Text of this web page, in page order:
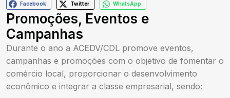
Facebook Twitter WhatsApp
Promoções, Eventos e
Campanhas
Durante o ano a ACEDV/CDL promove eventos,
campanhas e promoções com o objetivo de fomentar o
comércio local, proporcionar o desenvolvimento
econômico e integrar a classe empresarial, sendo: